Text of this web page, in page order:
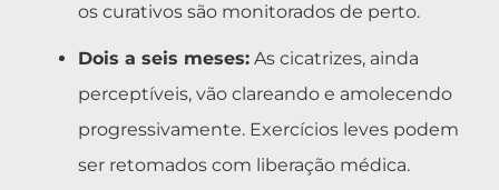
os curativos são monitorados de perto.
Dois a seis meses: As cicatrizes, ainda
perceptíveis, vão clareando e amolecendo
progressivamente. Exercícios leves podem
ser retomados com liberação médica.